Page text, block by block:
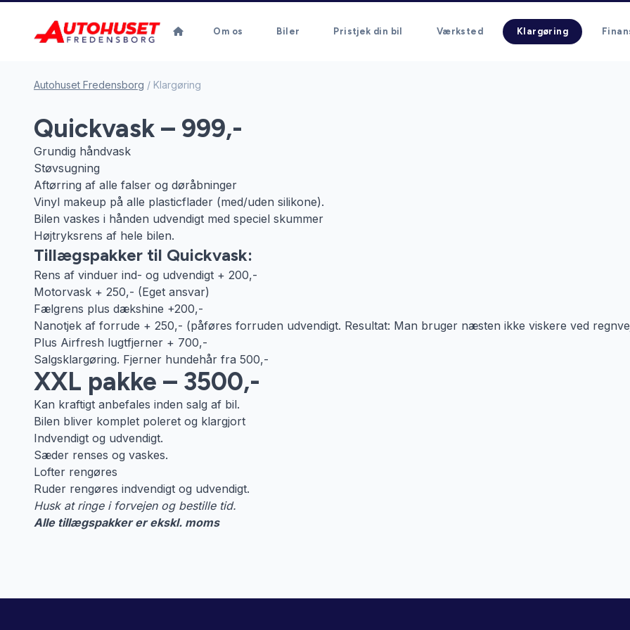
Om os Biler Pristjek din bil Værksted Klargøring
Autohuset Fredensborg / Klargøring
Quickvask – 999,-
Grundig håndvask
Støvsugning
Aftørring af alle falser og døråbninger
Vinyl makeup på alle plasticflader (med/uden silikone).
Bilen vaskes i hånden udvendigt med speciel skummer
Højtryksrens af hele bilen.
Tillægspakker til Quickvask:
Rens af vinduer ind- og udvendigt + 200,-
Motorvask + 250,- (Eget ansvar)
Fælgrens plus dækshine +200,-
Nanotjek af forrude + 250,- (påføres forruden udvendigt. Resultat: Man bruger næsten ikke viskere ved
Plus Airfresh lugtfjerner + 700,-
Salgsklargøring. Fjerner hundehår fra 500,-
XXL pakke – 3500,-
Kan kraftigt anbefales inden salg af bil.
Bilen bliver komplet poleret og klargjort
Indvendigt og udvendigt.
Sæder renses og vaskes.
Lofter rengøres
Ruder rengøres indvendigt og udvendigt.
Husk at ringe i forvejen og bestille tid.
Alle tillægspakker er ekskl. moms